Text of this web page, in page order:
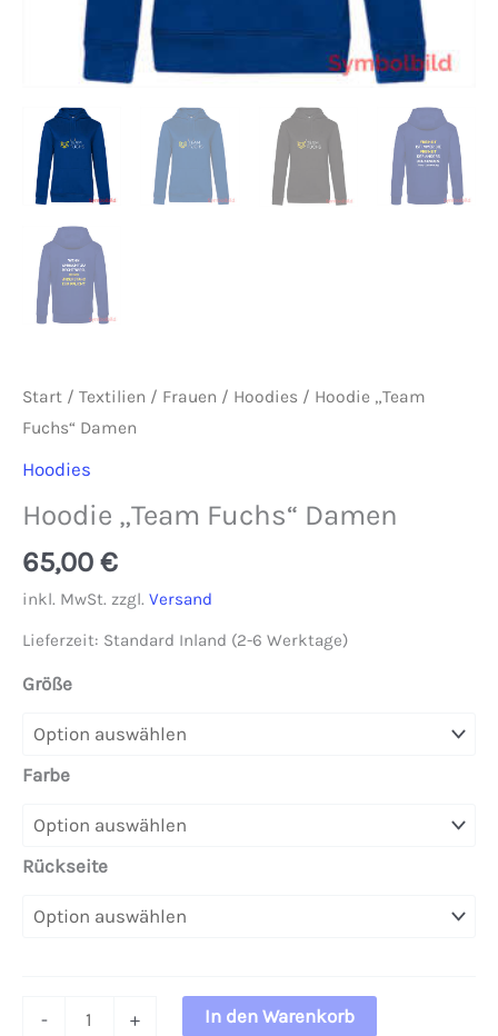
Start / Textilien / Frauen / Hoodies / Hoodie „Team
Fuchs“ Damen
Hoodies
Hoodie „Team Fuchs“ Damen
65,00 €
inkl. MwSt. zzgl. Versand
Lieferzeit: Standard Inland (2-6 Werktage)
Größe
Farbe
Rückseite
- + In den Warenkorb